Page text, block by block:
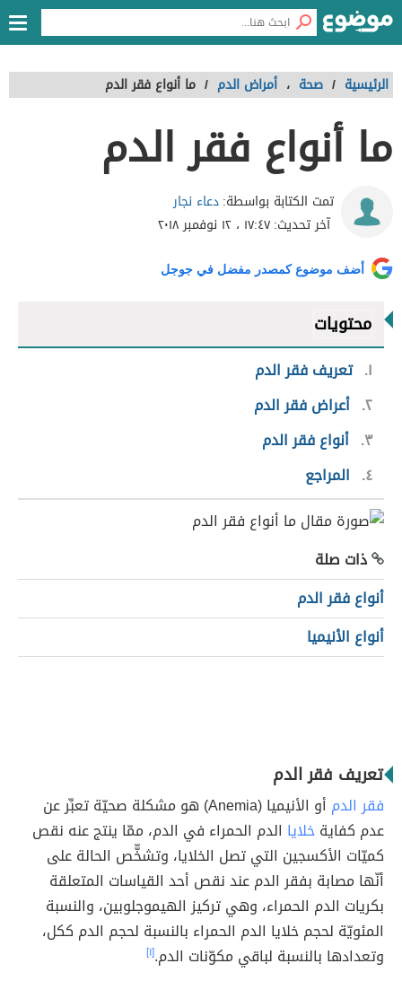
الرئيسية / صحة ، أمراض الدم / ما أنواع فقر الدم
ما أنواع فقر الدم
تمت الكتابة بواسطة:دعاء نجار
آخر تحديث:١٧:٤٧ ، ١٢ نوفمبر ٢٠١٨
أضف موضوع كمصدر مفضل في جوجل
محتويات
١ تعريف فقر الدم
٢ أعراض فقر الدم
٣ أنواع فقر الدم
٤
المراجع
ذات صلة
أنواع فقر الدم
أنواع الأنيميا
تعريف فقر الدم
فقر الدم
أو الأنيميا (Anemia) هو مشكلة صحيّة تعبِّر عن
عدم كفايةخلايا الدم الحمراء في الدم، ممّا ينتج عنه نقص
كميّات الأكسجين التي تصل الخلايا، وتشخّّص الحالة على
أنّها مصابة بفقر الدم عند نقص أحد القياسات المتعلقة
بكريات الدم الحمراء، وهي تركيز الهيموجلوبين، والنسبة
المئويّة لحجم خلايا الدم الحمراء بالنسبة لحجم الدم ككل،
وتعدادها بالنسبة لباقي مكوّنات الدم.[١]